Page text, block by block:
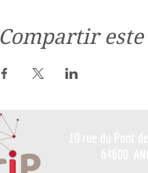
Compartir